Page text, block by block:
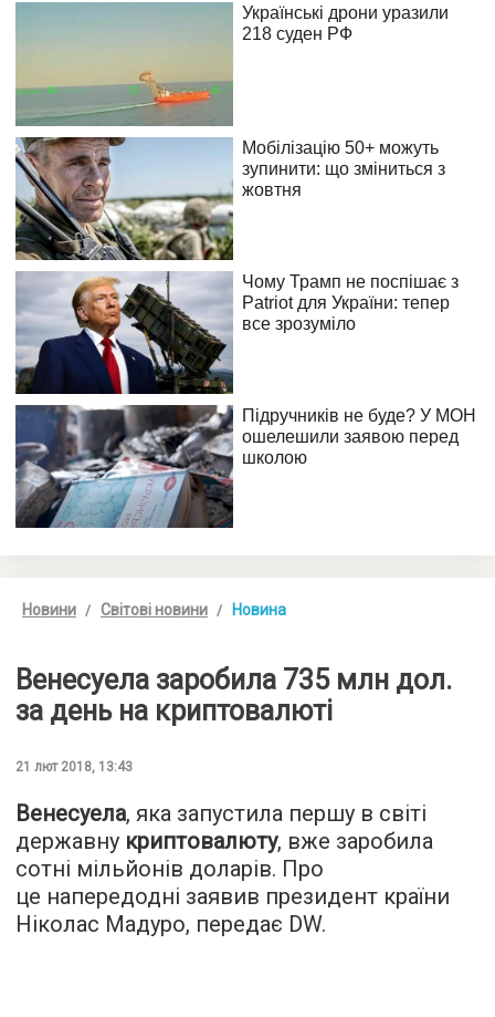
Новини Світові новини Новина
Венесуела заробила 735 млн дол.
за день на криптовалюті
21 лют 2018, 13:43
Венесуела, яка запустила першу в світі
державну криптовалюту, вже заробила
сотні мільйонів доларів. Про
це напередодні заявив президент країни
Ніколас Мадуро, передає DW.